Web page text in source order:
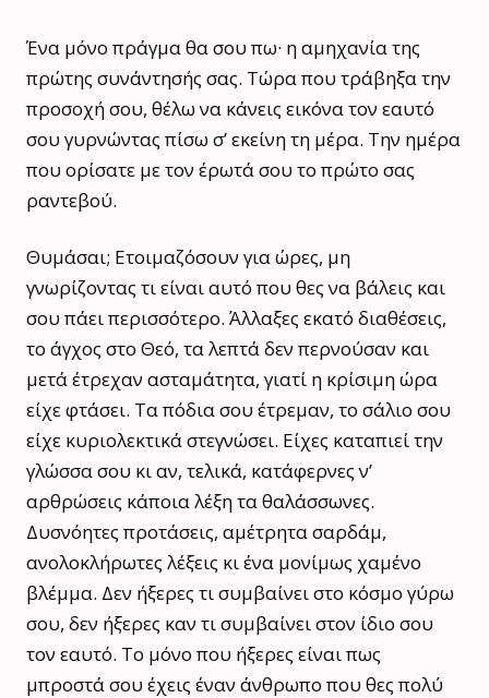
Ένα μόνο πράγμα θα σου πω· η αμηχανία της
πρώτης συνάντησής σας. Τώρα που τράβηξα την
προσοχή σου, θέλω να κάνεις εικόνα τον εαυτό
σου γυρνώντας πίσω σ’ εκείνη τη μέρα. Την ημέρα
που ορίσατε με τον έρωτά σου το πρώτο σας
ραντεβού.
Θυμάσαι; Ετοιμαζόσουν για ώρες, μη
γνωρίζοντας τι είναι αυτό που θες να βάλεις και
σου πάει περισσότερο. Άλλαξες εκατό διαθέσεις,
το άγχος στο Θεό, τα λεπτά δεν περνούσαν και
μετά έτρεχαν ασταμάτητα, γιατί η κρίσιμη ώρα
είχε φτάσει. Τα πόδια σου έτρεμαν, το σάλιο σου
είχε κυριολεκτικά στεγνώσει. Είχες καταπιεί την
γλώσσα σου κι αν, τελικά, κατάφερνες ν’
αρθρώσεις κάποια λέξη τα θαλάσσωνες.
Δυσνόητες προτάσεις, αμέτρητα σαρδάμ,
ανολοκλήρωτες λέξεις κι ένα μονίμως χαμένο
βλέμμα. Δεν ήξερες τι συμβαίνει στο κόσμο γύρω
σου, δεν ήξερες καν τι συμβαίνει στον ίδιο σου
τον εαυτό. Το μόνο που ήξερες είναι πως
μπροστά σου έχεις έναν άνθρωπο που θες πολύ